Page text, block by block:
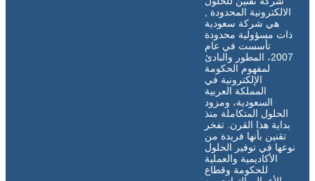
الالكترونية المحدودة ,
هي شركة سعودية
ذات مسؤولية محدودة
تأسست في عام
2007، المطور والبادئ
لمفهوم الحكومة
الإلكترونية في
المملكة العربية
السعودية، ومزود
الحلول المتكاملة منذ
بداية هذا القرن. تفخر
تقنين بأنها فريدة من
نوعها في توفير الحلول
الأكاديمية والعملية
للحكومة وقطاع